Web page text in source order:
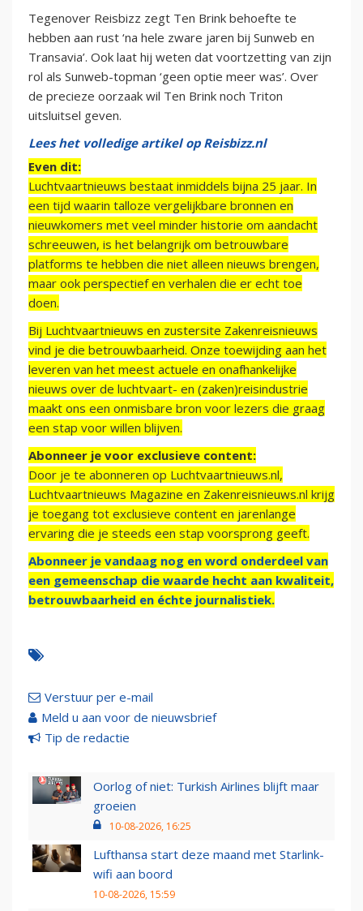
Tegenover Reisbizz zegt Ten Brink behoefte te
hebben aan rust ‘na hele zware jaren bij Sunweb en
Transavia’. Ook laat hij weten dat voortzetting van zijn
rol als Sunweb-topman ‘geen optie meer was’. Over
de precieze oorzaak wil Ten Brink noch Triton
uitsluitsel geven.
Lees het volledige artikel op Reisbizz.nl
Even dit:
Luchtvaartnieuws bestaat inmiddels bijna 25 jaar. In
een tijd waarin talloze vergelijkbare bronnen en
nieuwkomers met veel minder historie om aandacht
schreeuwen, is het belangrijk om betrouwbare
platforms te hebben die niet alleen nieuws brengen,
maar ook perspectief en verhalen die er echt toe
doen.
Bij Luchtvaartnieuws en zustersite Zakenreisnieuws
vind je die betrouwbaarheid. Onze toewijding aan het
leveren van het meest actuele en onafhankelijke
nieuws over de luchtvaart- en (zaken)reisindustrie
maakt ons een onmisbare bron voor lezers die graag
een stap voor willen blijven.
Abonneer je voor exclusieve content:
Door je te abonneren op Luchtvaartnieuws.nl,
Luchtvaartnieuws Magazine en Zakenreisnieuws.nl krijg
je toegang tot exclusieve content en jarenlange
ervaring die je steeds een stap voorsprong geeft.
Abonneer je vandaag nog en word onderdeel van
een gemeenschap die waarde hecht aan kwaliteit,
betrouwbaarheid en échte journalistiek.
Verstuur per e-mail
Meld u aan voor de nieuwsbrief
Tip de redactie
Oorlog of niet: Turkish Airlines blijft maar
groeien
10-08-2026, 16:25
Lufthansa start deze maand met Starlink-
wifi aan boord
10-08-2026, 15:59